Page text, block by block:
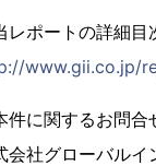
レポートの詳細目
www.gii.co.jp/
件に関するお問合
会社グローバルイ